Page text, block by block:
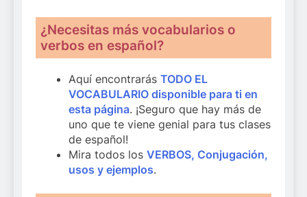
¿Necesitas más vocabularios o
verbos en español?
Aquí encontrarás TODO EL
VOCABULARIO disponible para ti en
esta página. ¡Seguro que hay más de
uno que te viene genial para tus clases
de español!
Mira todos los VERBOS, Conjugación,
usos y ejemplos.